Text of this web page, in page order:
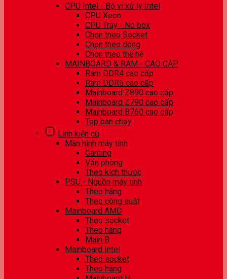
CPU Intel - Bộ vi xử lý Intel
CPU Xeon
CPU Tray - No box
Chọn theo Socket
Chọn theo dòng
Chọn theo thế hệ
MAINBOARD & RAM - CAO CẤP
Ram DDR4 cao cấp
Ram DDR5 cao cấp
Mainboard Z890 cao cấp
Mainboard Z790 cao cấp
Mainboard B760 cao cấp
Top bán chạy
Linh kiện cũ
Màn hình máy tính
Gaming
Văn phòng
Theo kích thước
PSU - Nguồn máy tính
Theo hãng
Theo công suất
Mainboard AMD
Theo socket
Theo hãng
Main B
Mainboard Intel
Theo socket
Theo hãng